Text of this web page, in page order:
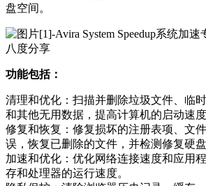
盘空间。
功能包括：
清理和优化：扫描并删除垃圾文件、临
和其他无用数据，提高计算机的启动速度
修复和恢复：修复损坏的注册表项、文
误，恢复已删除的文件，并检测修复硬
加速和优化：优化网络连接速度和应用
存和处理器的运行速度。